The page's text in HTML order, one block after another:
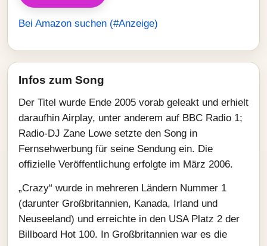
Bei Amazon suchen (#Anzeige)
Infos zum Song
Der Titel wurde Ende 2005 vorab geleakt und erhielt
daraufhin Airplay, unter anderem auf BBC Radio 1;
Radio-DJ Zane Lowe setzte den Song in
Fernsehwerbung für seine Sendung ein. Die
offizielle Veröffentlichung erfolgte im März 2006.
„Crazy“ wurde in mehreren Ländern Nummer 1
(darunter Großbritannien, Kanada, Irland und
Neuseeland) und erreichte in den USA Platz 2 der
Billboard Hot 100. In Großbritannien war es die